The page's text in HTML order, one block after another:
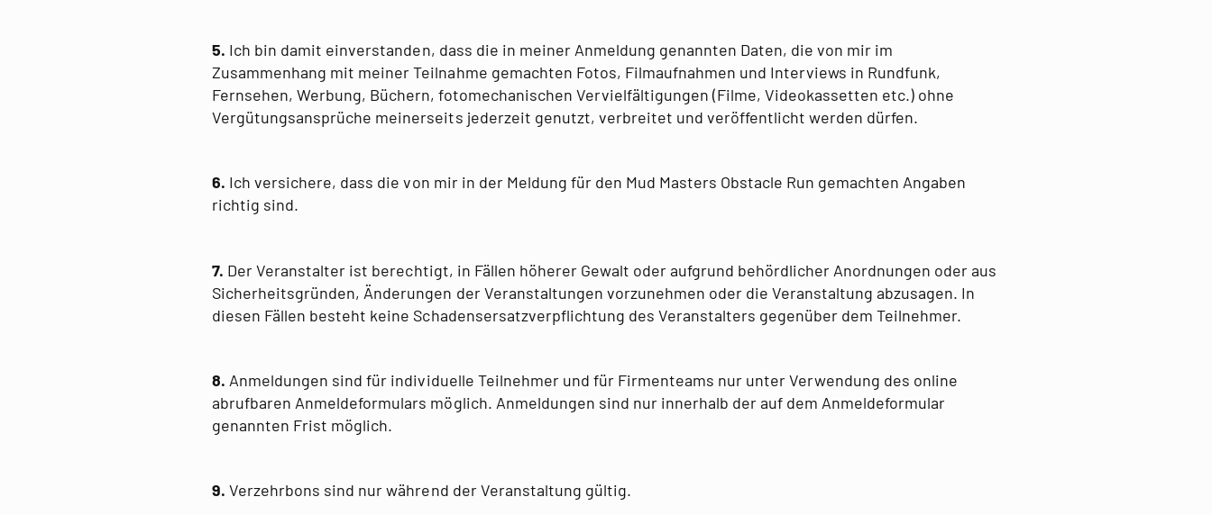
5. Ich bin damit einverstanden, dass die in meiner Anmeldung genannten Daten, die von mir im
Zusammenhang mit meiner Teilnahme gemachten Fotos, Filmaufnahmen und Interviews in Rundfunk,
Fernsehen, Werbung, Büchern, fotomechanischen Vervielfältigungen (Filme, Videokassetten etc.) ohne
Vergütungsansprüche meinerseits jederzeit genutzt, verbreitet und veröffentlicht werden dürfen.
6. Ich versichere, dass die von mir in der Meldung für den Mud Masters Obstacle Run gemachten Angaben
richtig sind.
7. Der Veranstalter ist berechtigt, in Fällen höherer Gewalt oder aufgrund behördlicher Anordnungen oder aus
Sicherheitsgründen, Änderungen der Veranstaltungen vorzunehmen oder die Veranstaltung abzusagen. In
diesen Fällen besteht keine Schadensersatzverpflichtung des Veranstalters gegenüber dem Teilnehmer.
8. Anmeldungen sind für individuelle Teilnehmer und für Firmenteams nur unter Verwendung des online
abrufbaren Anmeldeformulars möglich. Anmeldungen sind nur innerhalb der auf dem Anmeldeformular
genannten Frist möglich.
9. Verzehrbons sind nur während der Veranstaltung gültig.